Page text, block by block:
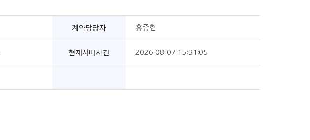
계약담당자 홍종현
현재서버시간 2026-08-07 15:31:05